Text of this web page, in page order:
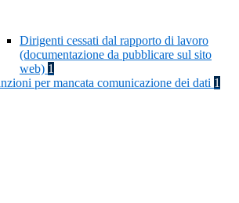
Dirigenti cessati dal rapporto di lavoro
(documentazione da pubblicare sul sito
web) 1
per mancata comunicazione dei dati 1